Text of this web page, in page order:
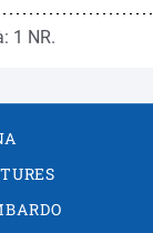
1 NR.